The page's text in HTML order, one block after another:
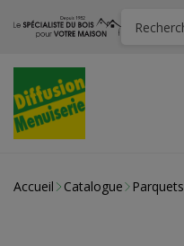
Accueil Catalogue Parquets